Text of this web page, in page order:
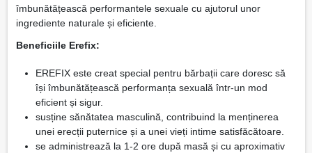
îmbunătățească performantele sexuale cu ajutorul unor
ingrediente naturale și eficiente.
Beneficiile Erefix:
EREFIX este creat special pentru bărbații care doresc să
își îmbunătățească performanța sexuală într-un mod
eficient și sigur.
susține sănătatea masculină, contribuind la menținerea
unei erecții puternice și a unei vieți intime satisfăcătoare.
se administrează la 1-2 ore după masă și cu aproximativ